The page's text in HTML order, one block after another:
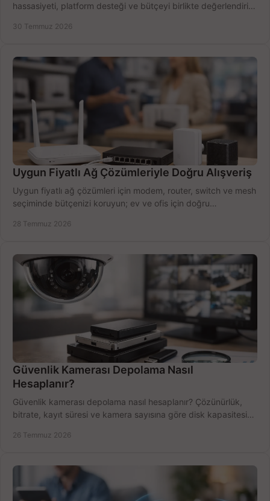
hassasiyeti, platform desteği ve bütçeyi birlikte değerlendirin;
30 Temmuz 2026
Uygun Fiyatlı Ağ Çözümleriyle Doğru Alışveriş
Uygun fiyatlı ağ çözümleri için modem, router, switch ve mesh
seçiminde bütçenizi koruyun; ev ve ofis için doğru
28 Temmuz 2026
Güvenlik Kamerası Depolama Nasıl
Hesaplanır?
Güvenlik kamerası depolama nasıl hesaplanır? Çözünürlük,
bitrate, kayıt süresi ve kamera sayısına göre disk kapasitesini
26 Temmuz 2026